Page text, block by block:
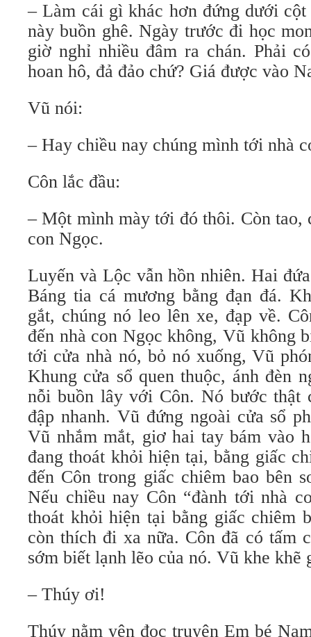
– Làm cái gì khác hơn đứng dưới cột
này buồn ghê. Ngày trước đi học
giờ nghỉ nhiều đâm ra chán. Phải
hoan hô, đả đảo chứ? Giá được vào
Vũ nói:
– Hay chiều nay chúng mình tới nhà
Côn lắc đầu:
– Một mình mày tới đó thôi. Còn tao,
con Ngọc.
Luyến và Lộc vẫn hồn nhiên. Hai
Báng tia cá mương bằng đạn đá.
gắt, chúng nó leo lên xe, đạp về.
đến nhà con Ngọc không, Vũ không
tới cửa nhà nó, bỏ nó xuống, Vũ
Khung cửa sổ quen thuộc, ánh đèn
nỗi buồn lây với Côn. Nó bước thật
đập nhanh. Vũ đứng ngoài cửa sổ
Vũ nhắm mắt, giơ hai tay bám vào
đang thoát khỏi hiện tại, bằng giấc
đến Côn trong giấc chiêm bao bên
Nếu chiều nay Côn “đành tới nhà
thoát khỏi hiện tại bằng giấc chiêm
còn thích đi xa nữa. Côn đã có tấm
sớm biết lạnh lẽo của nó. Vũ khe khẽ
– Thúy ơi!
Thúy nằm yên đọc truyện Em bé